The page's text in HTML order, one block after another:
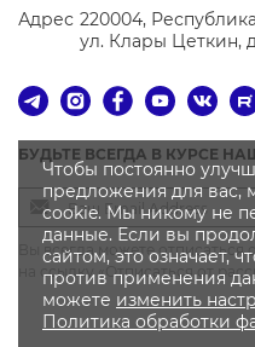
Адрес 220004,
ул. Клары Цеткин,
БУДЬТЕ ВСЕГДА В КУРСЕ
Вы всегда можете
на ссылку «Отписаться от
Чтобы постоянно
предложения для вас,
cookie. Мы никому не
данные. Если вы
сайтом, это означает,
против применения
можете изменить
Политика обработки